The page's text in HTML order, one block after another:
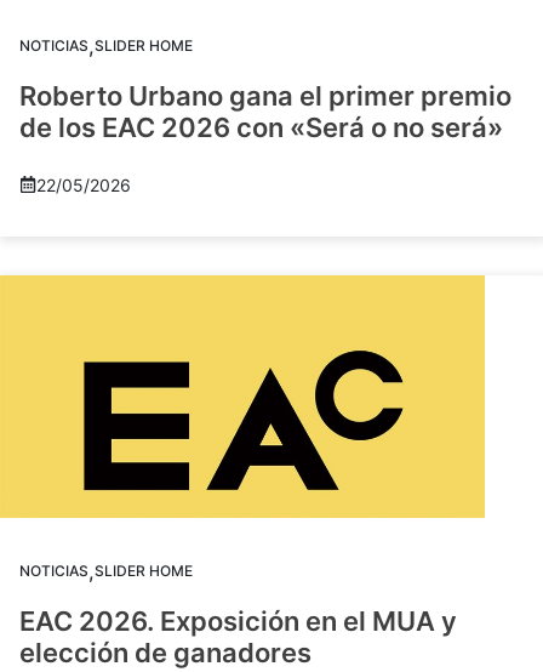
NOTICIAS,SLIDER HOME
Roberto Urbano gana el primer premio
de los EAC 2026 con «Será o no será»
22/05/2026
NOTICIAS,SLIDER HOME
EAC 2026. Exposición en el MUA y
elección de ganadores